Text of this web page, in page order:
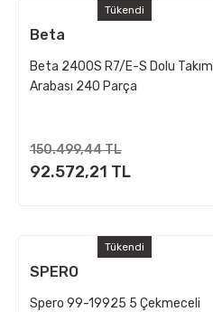
Tükendi
Beta
Beta 2400S R7/E-S Dolu Takım
Arabası 240 Parça
150.499,44 TL
92.572,21 TL
Tükendi
SPERO
Spero 99-19925 5 Çekmeceli